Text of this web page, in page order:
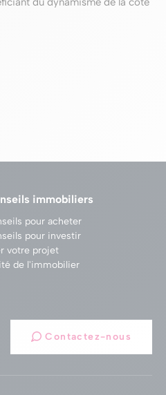
immobiliers
pour acheter
pour investir
votre projet
de l'immobilier
Contactez-nous